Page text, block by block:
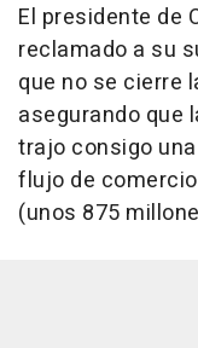
El presidente de
reclamado a su
que no se cierre
asegurando que
trajo consigo
flujo de
(unos 875